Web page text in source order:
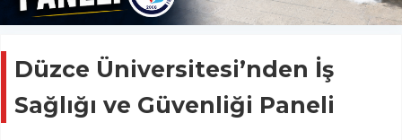
Düzce Üniversitesi’nden İş
Sağlığı ve Güvenliği Paneli